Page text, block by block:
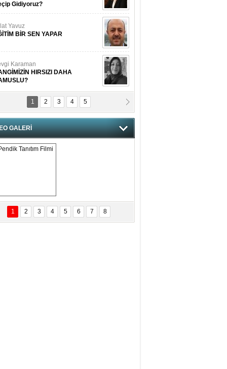
Gidiyoruz?
Yavuz
BİR SEN YAPAR
Karaman
HIRSIZI DAHA
Dr. Cahit Kurbanoğlu
Saçak Akbulut
KERHANE!
Levent Ertekin
Medyanın Dijital Savaş Alanı
1 2 3 4 5
GALERİ
Tanıtım
Filmi
1 2 3 4 5 6 7 8